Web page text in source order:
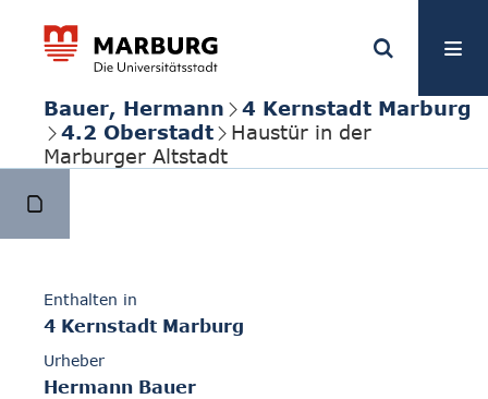
Bauer, Hermann
4 Kernstadt Marburg
4.2 Oberstadt
Haustür in der
Marburger Altstadt
Enthalten in
4 Kernstadt Marburg
Urheber
Hermann Bauer